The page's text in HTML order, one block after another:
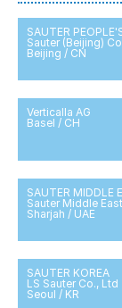
SAUTER
Sauter (Beijing)
Beijing / CN
Verticalla AG
Basel / CH
SAUTER MIDDLE
Sauter Middle
Sharjah / UAE
SAUTER KOREA
LS Sauter Co., Ltd
Seoul / KR